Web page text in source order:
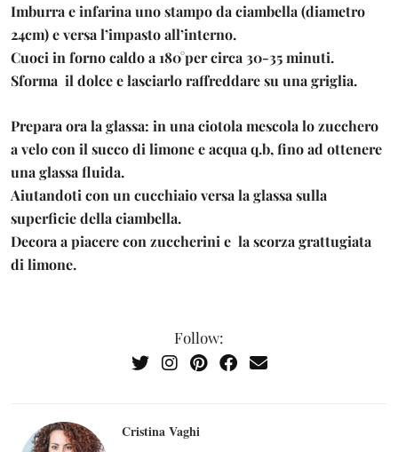
Imburra e infarina uno stampo da ciambella (diametro
24cm) e versa l’impasto all’interno.
Cuoci in forno caldo a 180°per circa 30-35 minuti.
Sforma il dolce e lasciarlo raffreddare su una griglia.
Prepara ora la glassa: in una ciotola mescola lo zucchero
a velo con il succo di limone e acqua q.b, fino ad ottenere
una glassa fluida.
Aiutandoti con un cucchiaio versa la glassa sulla
superficie della ciambella.
Decora a piacere con zuccherini e la scorza grattugiata
di limone.
Follow:
Cristina Vaghi